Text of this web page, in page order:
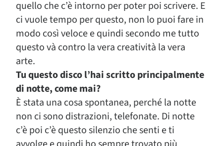
quello che c’è intorno per poter poi scrivere. E
ci vuole tempo per questo, non lo puoi fare in
modo così veloce e quindi secondo me tutto
questo và contro la vera creatività la vera
arte.
Tu questo disco l’hai scritto principalmente
di notte, come mai?
È stata una cosa spontanea, perché la notte
non ci sono distrazioni, telefonate. Di notte
c’è poi c’è questo silenzio che senti e ti